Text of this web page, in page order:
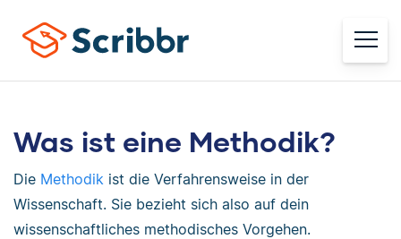
Was ist eine Methodik?
Die Methodik ist die Verfahrensweise in der
Wissenschaft. Sie bezieht sich also auf dein
wissenschaftliches methodisches Vorgehen.